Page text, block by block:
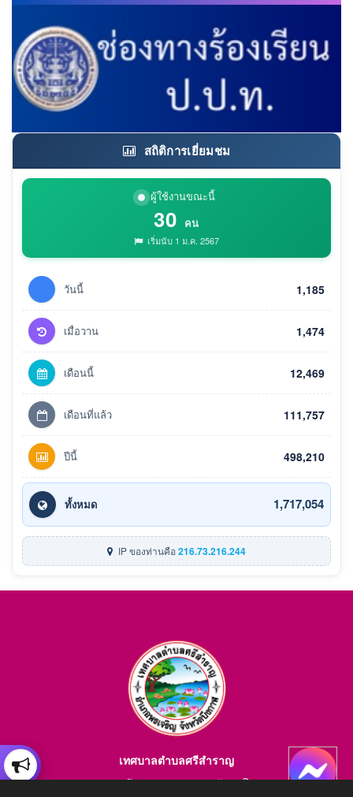
สถิติการเยี่ยมชม
ผู้ใช้งานขณะนี้
30 คน
เริ่มนับ 1 ม.ค. 2567
วันนี้ 1,185
เมื่อวาน 1,474
เดือนนี้ 12,469
เดือนที่แล้ว 111,757
ปีนี้ 498,210
ทั้งหมด 1,717,054
IP ของท่านคือ216.73.216.244
เทศบาลตำบลศรีสำราญ